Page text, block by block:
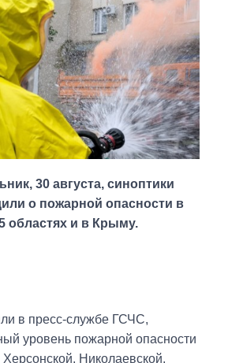
30 августа, синоптики
о пожарной опасности в
областях и в Крыму.
в пресс-службе ГСЧС,
уровень пожарной опасности
Николаевской,